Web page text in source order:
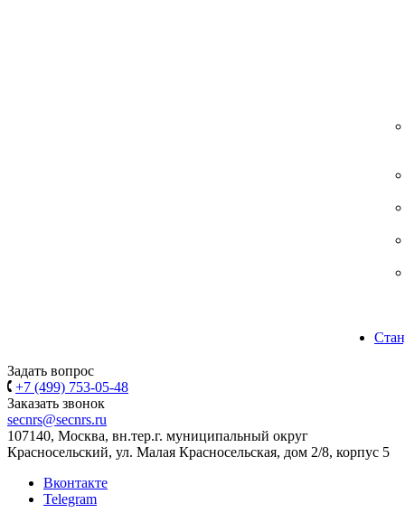
Задать вопрос
+7 (499) 753-05-48
Заказать звонок
secnrs@secnrs.ru
107140, Москва, вн.тер.г. муниципальный округ
Красносельский, ул. Малая Красносельская, дом 2/8, корпус 5
Вконтакте
Telegram